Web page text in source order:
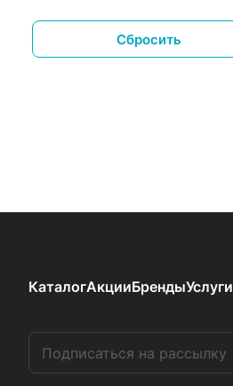
Сбросить
КаталогАкцииБрендыУслуги